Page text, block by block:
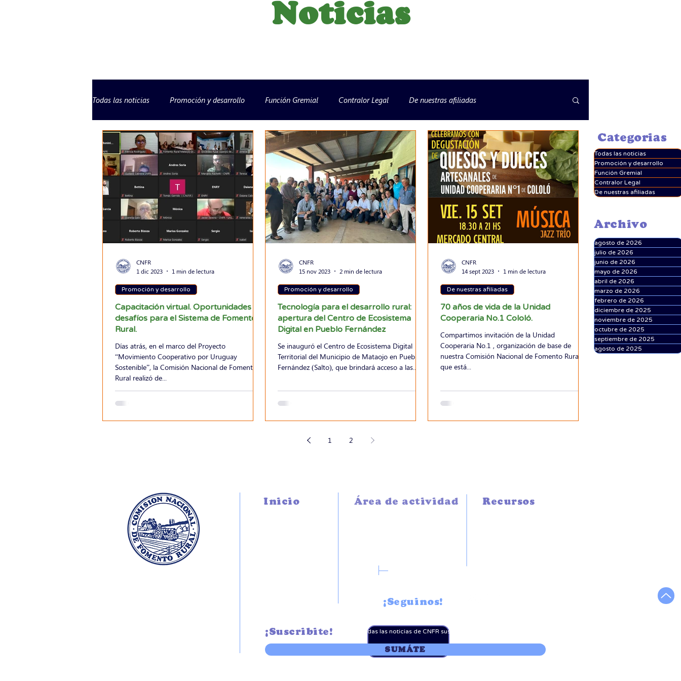
Noticias
Todas las noticias Promoción y desarrollo Función Gremial Contralor Legal De nuestras afiliadas
Capacitación virtual. Oportunidades y
desafíos para el Sistema de Fomento
Rural.
Días atrás, en el marco del Proyecto
“Movimiento Cooperativo por Uruguay
Sostenible”, la Comisión Nacional de Fomento
Rural realizó de...
Promoción y desarrollo
CNFR
1 dic 2023
1 min de lectura
Tecnología para el desarrollo rural:
apertura del Centro de Ecosistema
Digital en Pueblo Fernández
Se inauguró el Centro de Ecosistema Digital
Territorial del Municipio de Mataojo en Pueblo
Fernández (Salto), que brindará acceso a las...
Promoción y desarrollo
CNFR
15 nov 2023
2 min de lectura
70 años de vida de la Unidad
Cooperaria No.1 Cololó.
Compartimos invitación de la Unidad
Cooperaria No.1 , organización de base de
nuestra Comisión Nacional de Fomento Rural,
que está...
De nuestras afiliadas
CNFR
14 sept 2023
1 min de lectura
1 2
Archivo
agosto de 2026
julio de 2026
junio de 2026
mayo de 2026
abril de 2026
marzo de 2026
febrero de 2026
diciembre de 2025
noviembre de 2025
octubre de 2025
septiembre de 2025
agosto de 2025
Categorias
Todas las noticias
Promoción y desarrollo
Función Gremial
Contralor Legal
De nuestras afiliadas
Inicio Área de actividad Recursos
¡Seguinos!
¡Suscribite! Recibe todas las noticias de CNFR suscribiéndote a nuestra newsletter
SUMÁTE